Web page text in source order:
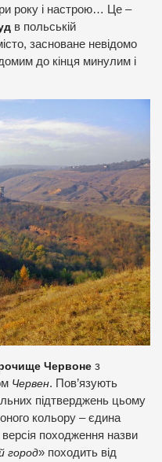
року і настрою… Це –
в польській
засноване невідомо
до кінця минулим і
Червоне з
Червен. Пов’язують
підтверджень цьому
кольору – єдина
версія походження назви
город» походить від